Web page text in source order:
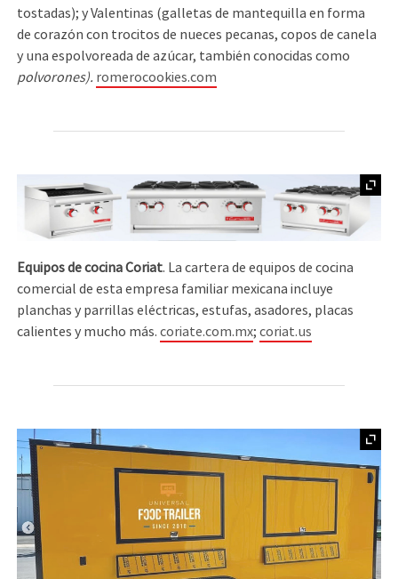
tostadas); y Valentinas (galletas de mantequilla en forma
de corazón con trocitos de nueces pecanas, copos de canela
y una espolvoreada de azúcar, también conocidas como
polvorones). romerocookies.com
Equipos de cocina Coriat. La cartera de equipos de cocina
comercial de esta empresa familiar mexicana incluye
planchas y parrillas eléctricas, estufas, asadores, placas
calientes y mucho más.coriate.com.mx;coriat.us